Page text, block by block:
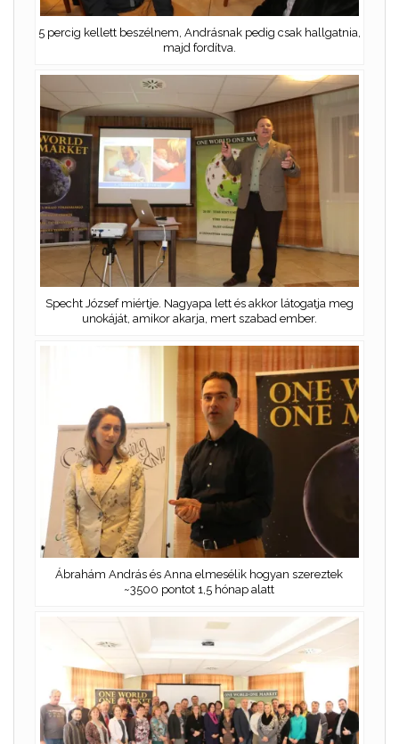
5 percig kellett beszélnem, Andrásnak pedig csak hallgatnia,
majd fordítva.
Specht József miértje. Nagyapa lett és akkor látogatja meg
unokáját, amikor akarja, mert szabad ember.
Ábrahám András és Anna elmesélik hogyan szereztek
~3500 pontot 1,5 hónap alatt